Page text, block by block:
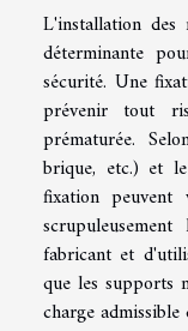
L'installation des
déterminante
sécurité. Une
prévenir tout
prématurée.
brique, etc.) et
fixation
fabricant et
que les supports
charge admissible